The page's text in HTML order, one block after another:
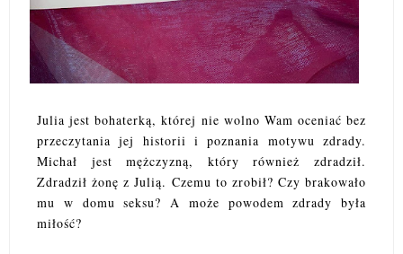
Julia jest bohaterką, której nie wolno Wam oceniać bez
przeczytania jej historii i poznania motywu zdrady.
Michał jest mężczyzną, który również zdradził.
Zdradził żonę z Julią. Czemu to zrobił? Czy brakowało
mu w domu seksu? A może powodem zdrady była
miłość?